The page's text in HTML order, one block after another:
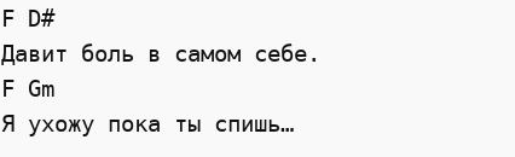
F D#
Давит боль в самом себе.
F Gm
Я ухожу пока ты спишь…